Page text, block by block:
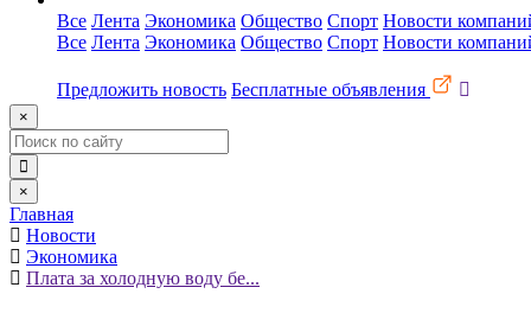
Все Лента Экономика Общество Спорт Новости
Все Лента Экономика Общество Спорт Новости
Предложить новость Бесплатные объявления
×
×
Главная
Новости
Экономика
Плата за холодную воду бе...